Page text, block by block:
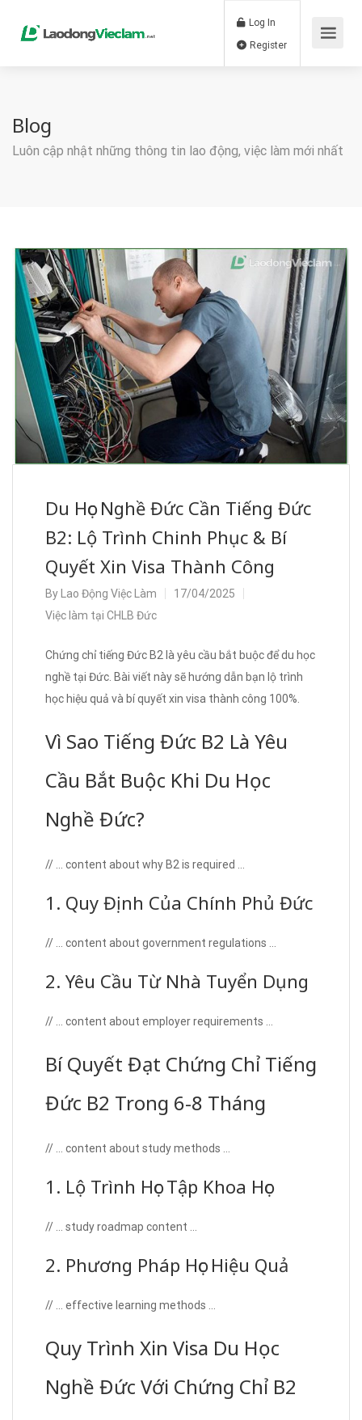
Log In
Blog
Luôn cập nhật những thông tin lao động, việc làm mới nhất
Du Học Nghề Đức Cần Tiếng Đức
B2: Lộ Trình Chinh Phục & Bí
Quyết Xin Visa Thành Công
By Lao Động Việc Làm
17/04/2025
Việc làm tại CHLB Đức
Chứng chỉ tiếng Đức B2 là yêu cầu bắt buộc để du học
nghề tại Đức. Bài viết này sẽ hướng dẫn bạn lộ trình
học hiệu quả và bí quyết xin visa thành công 100%.
Vì Sao Tiếng Đức B2 Là Yêu
Cầu Bắt Buộc Khi Du Học
Nghề Đức?
// … content about why B2 is required …
1. Quy Định Của Chính Phủ Đức
// … content about government regulations …
2. Yêu Cầu Từ Nhà Tuyển Dụng
// … content about employer requirements …
Bí Quyết Đạt Chứng Chỉ Tiếng
Đức B2 Trong 6-8 Tháng
// … content about study methods …
1. Lộ Trình Học Tập Khoa Học
// … study roadmap content …
2. Phương Pháp Học Hiệu Quả
// … effective learning methods …
Quy Trình Xin Visa Du Học
Nghề Đức Với Chứng Chỉ B2